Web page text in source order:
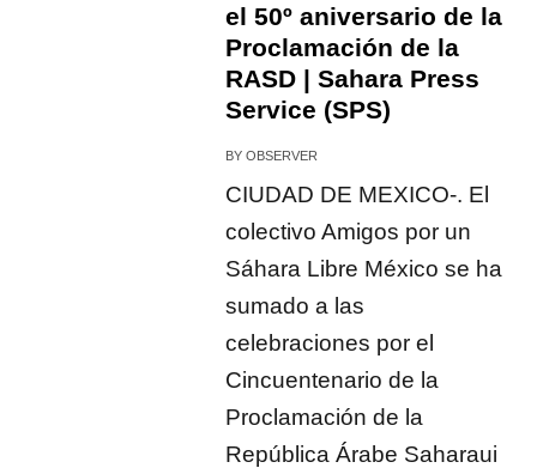
el 50º aniversario de la
Proclamación de la
RASD | Sahara Press
Service (SPS)
BYOBSERVER
CIUDAD DE MEXICO-. El
colectivo Amigos por un
Sáhara Libre México se ha
sumado a las
celebraciones por el
Cincuentenario de la
Proclamación de la
República Árabe Saharaui